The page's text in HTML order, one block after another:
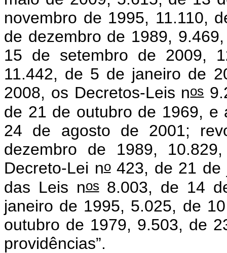
novembro de 1995, 11.110,
de dezembro de 1989,
15 de setembro de 2009,
11.442, de 5 de janeiro de
2008, os Decretos-Leis nos
de 21 de outubro de 1969, e
24 de agosto de 2001;
dezembro de 1989,
Decreto-Lei no423, de 21 de
das Leis nos8.003, de 14
janeiro de 1995, 5.025, de
outubro de 1979, 9.503, de
providências”.